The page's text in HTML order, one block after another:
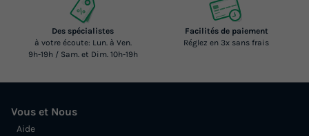
Des spécialistes
à votre écoute: Lun. à Ven.
9h-19h / Sam. et Dim. 10h-19h
Facilités de paiement
Réglez en 3x sans frais
Vous et Nous
Aide